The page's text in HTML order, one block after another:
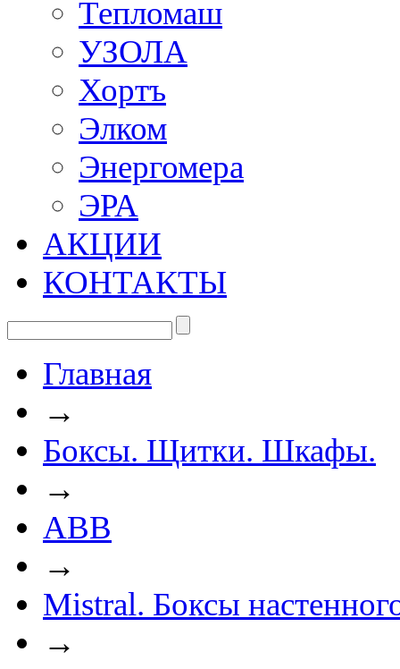
Тепломаш
УЗОЛА
Хортъ
Элком
Энергомера
ЭРА
АКЦИИ
КОНТАКТЫ
Главная
→
Боксы. Щитки. Шкафы.
→
ABB
→
Mistral. Боксы
→